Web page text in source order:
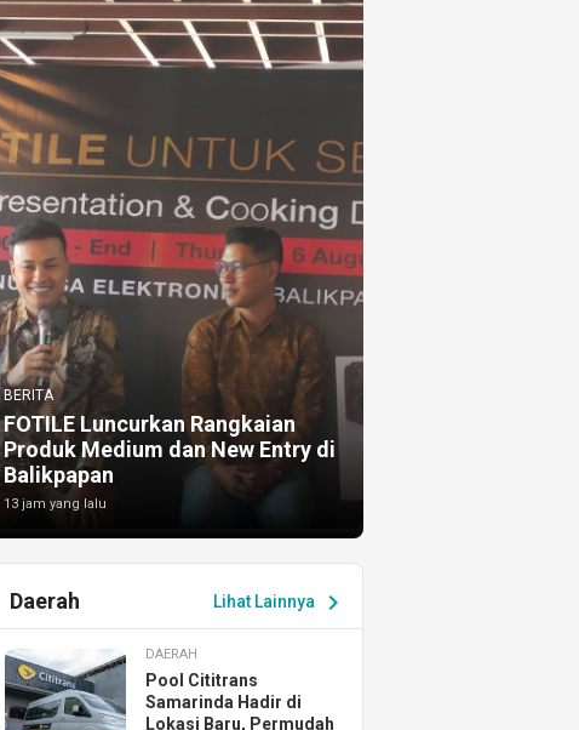
BERITA
FOTILE Luncurkan Rangkaian
Produk Medium dan New Entry di
Balikpapan
13 jam yang lalu
Lihat Lainnya chevron_right
Daerah
DAERAH
Pool Cititrans
Samarinda Hadir di
Lokasi Baru, Permudah